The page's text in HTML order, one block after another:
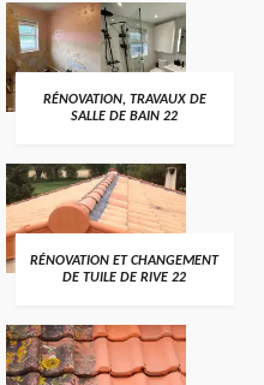
RÉNOVATION, TRAVAUX DE
SALLE DE BAIN 22
RÉNOVATION ET CHANGEMENT
DE TUILE DE RIVE 22